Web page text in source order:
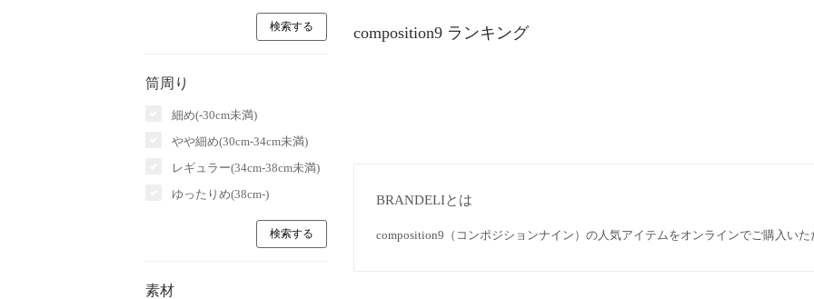
筒周り
細め(-30cm未満)
やや細め(30cm-34cm未満)
レギュラー(34cm-38cm未満)
ゆったりめ(38cm-)
素材
composition9 ランキング
BRANDELIとは
composition9（コンポジションナイン）の人気アイテムをオンラインでご購入いた